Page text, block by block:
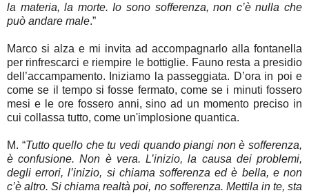
la materia, la morte. Io sono sofferenza, non c’è nulla che
può andare male.”
Marco si alza e mi invita ad accompagnarlo alla fontanella
per rinfrescarci e riempire le bottiglie. Fauno resta a presidio
dell’accampamento. Iniziamo la passeggiata. D’ora in poi e
come se il tempo si fosse fermato, come se i minuti fossero
mesi e le ore fossero anni, sino ad un momento preciso in
cui collassa tutto, come un'implosione quantica.
M. “Tutto quello che tu vedi quando piangi non è sofferenza,
è confusione. Non è vera. L’inizio, la causa dei problemi,
degli errori, l’inizio, si chiama sofferenza ed è bella, e non
c’è altro. Si chiama realtà poi, no sofferenza. Mettila in te, sta